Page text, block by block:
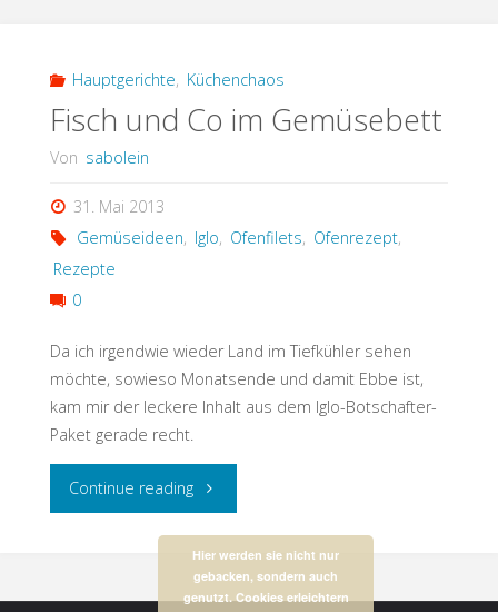
Hauptgerichte, Küchenchaos
Fisch und Co im Gemüsebett
Von sabolein
31. Mai 2013
Gemüseideen, Iglo, Ofenfilets, Ofenrezept,
Rezepte
0
Da ich irgendwie wieder Land im Tiefkühler sehen
möchte, sowieso Monatsende und damit Ebbe ist,
kam mir der leckere Inhalt aus dem Iglo-Botschafter-
Paket gerade recht.
Continue reading"Fisch
und
Co
Hier werden sie nicht nur
gebacken, sondern auch
genutzt. Cookies erleichtern